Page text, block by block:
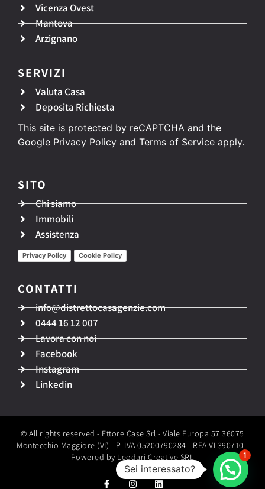
Vicenza Ovest
Mantova
Arzignano
SERVIZI
Valuta Casa
Deposita Richiesta
This site is protected by reCAPTCHA and the
Google Privacy Policy and Terms of Service apply.
SITO
Chi siamo
Immobili
Assistenza
Privacy Policy Cookie Policy
CONTATTI​
info@distrettocasagenzie.com
0444 16 12 007
Lavora con noi
Facebook
Instagram
Linkedin
© All rights reserved - Ettore Case Srl - Viale Europa 57 36075
Montecchio Maggiore (VI) - P. IVA 05200790284 - REA VI 390710 -
Powered by Leodari Creative SRL
Sei interessato?
1